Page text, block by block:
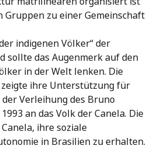
Gruppen zu einer Gemeinschaft
indigenen Völker“ der
sollte das Augenmerk auf den
in der Welt lenken. Die
ihre Unterstützung für
Verleihung des Bruno
an das Volk der Canela. Die
ihre soziale
in Brasilien zu erhalten.